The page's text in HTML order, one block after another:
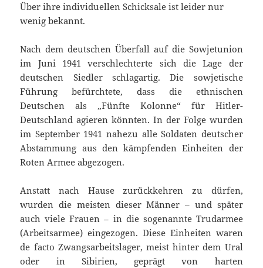
Über ihre individuellen Schicksale ist leider nur
wenig bekannt.
Nach dem deutschen Überfall auf die Sowjetunion
im Juni 1941 verschlechterte sich die Lage der
deutschen Siedler schlagartig. Die sowjetische
Führung befürchtete, dass die ethnischen
Deutschen als „Fünfte Kolonne“ für Hitler-
Deutschland agieren könnten. In der Folge wurden
im September 1941 nahezu alle Soldaten deutscher
Abstammung aus den kämpfenden Einheiten der
Roten Armee abgezogen.
Anstatt nach Hause zurückkehren zu dürfen,
wurden die meisten dieser Männer – und später
auch viele Frauen – in die sogenannte Trudarmee
(Arbeitsarmee) eingezogen. Diese Einheiten waren
de facto Zwangsarbeitslager, meist hinter dem Ural
oder in Sibirien, geprägt von harten